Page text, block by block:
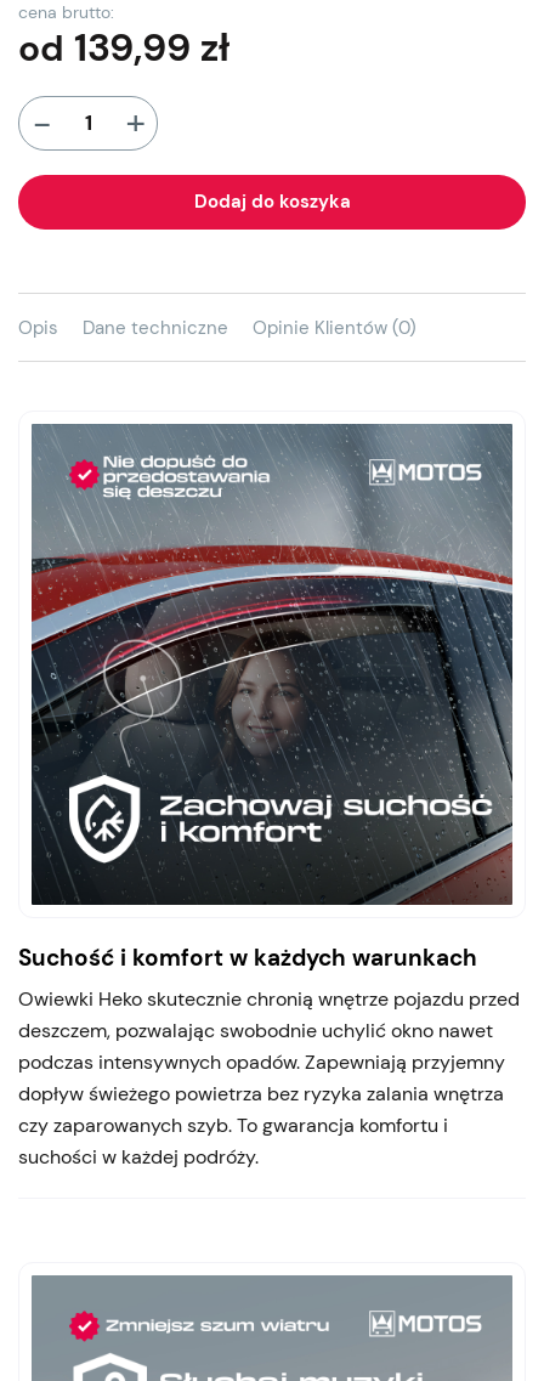
cena brutto:
od 139,99 zł
- +
Dodaj do koszyka
Opis Dane techniczne Opinie Klientów (0)
Suchość i komfort w każdych warunkach
Owiewki Heko skutecznie chronią wnętrze pojazdu przed
deszczem, pozwalając swobodnie uchylić okno nawet
podczas intensywnych opadów. Zapewniają przyjemny
dopływ świeżego powietrza bez ryzyka zalania wnętrza
czy zaparowanych szyb. To gwarancja komfortu i
suchości w każdej podróży.